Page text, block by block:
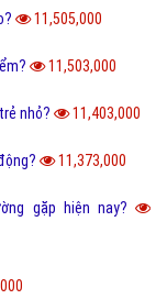
11,505,000
11,503,000
nhỏ? 11,403,000
11,373,000
gặp hiện nay?